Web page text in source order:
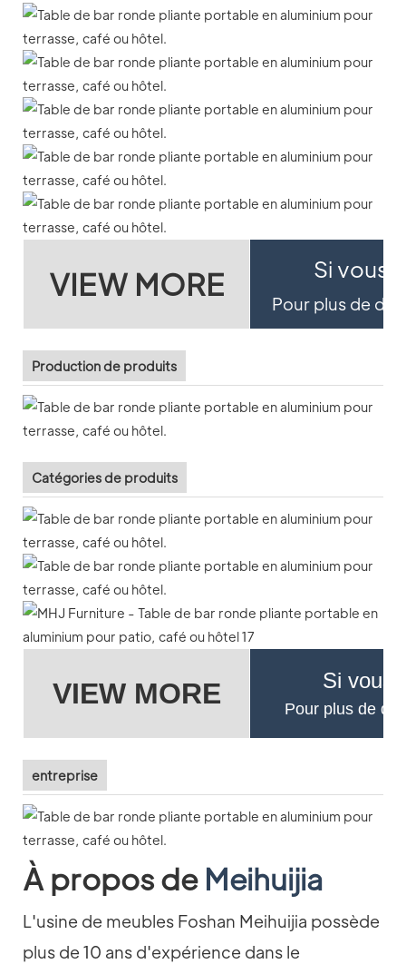
VIEW MORE Si vous
Pour plus de
Production de produits
Catégories de produits
VIEW MORE Si vous
Pour plus de
entreprise
À propos de Meihuijia
L'usine de meubles Foshan Meihuijia possède
plus de 10 ans d'expérience dans le